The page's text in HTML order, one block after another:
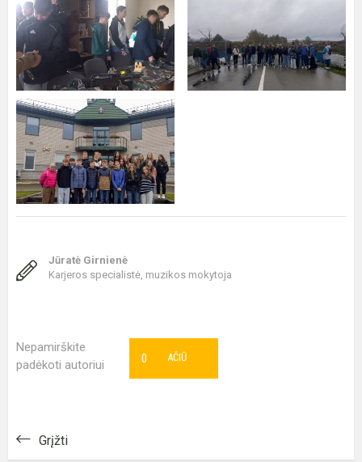
Jūratė Girnienė
Karjeros specialistė, muzikos mokytoja
Nepamirškite
padėkoti autoriui
AČIŪ
0
Grįžti